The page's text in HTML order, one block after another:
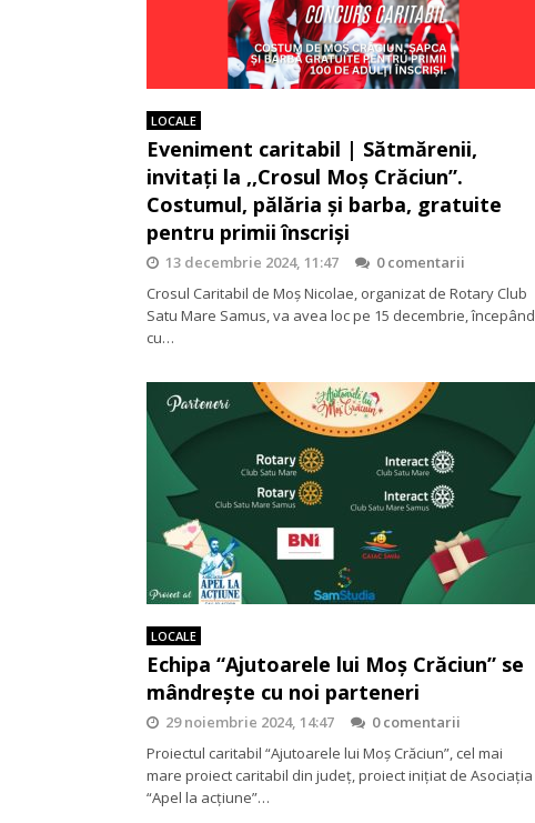
LOCALE
Eveniment caritabil | Sătmărenii,
invitați la ,,Crosul Moș Crăciun”.
Costumul, pălăria și barba, gratuite
pentru primii înscriși
13 decembrie 2024, 11:47
0 comentarii
Crosul Caritabil de Moș Nicolae, organizat de Rotary Club
Satu Mare Samus, va avea loc pe 15 decembrie, începând
cu…
LOCALE
Echipa “Ajutoarele lui Moș Crăciun” se
mândrește cu noi parteneri
29 noiembrie 2024, 14:47
0 comentarii
Proiectul caritabil “Ajutoarele lui Moș Crăciun”, cel mai
mare proiect caritabil din județ, proiect inițiat de Asociația
“Apel la acțiune”…